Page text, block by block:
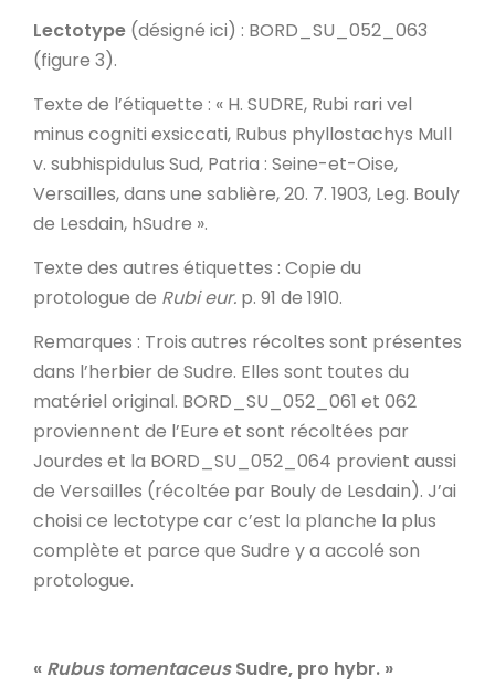
Lectotype (désigné ici) : BORD_SU_052_063
(figure 3).
Texte de l’étiquette : « H. SUDRE, Rubi rari vel
minus cogniti exsiccati, Rubus phyllostachys Mull
v. subhispidulus Sud, Patria : Seine-et-Oise,
Versailles, dans une sablière, 20. 7. 1903, Leg. Bouly
de Lesdain, hSudre ».
Texte des autres étiquettes : Copie du
protologue de Rubi eur. p. 91 de 1910.
Remarques : Trois autres récoltes sont présentes
dans l’herbier de Sudre. Elles sont toutes du
matériel original. BORD_SU_052_061 et 062
proviennent de l’Eure et sont récoltées par
Jourdes et la BORD_SU_052_064 provient aussi
de Versailles (récoltée par Bouly de Lesdain). J’ai
choisi ce lectotype car c’est la planche la plus
complète et parce que Sudre y a accolé son
protologue.
« Rubus tomentaceusSudre, pro hybr. »